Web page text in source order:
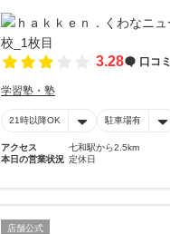
3.28 口コミ
学習塾・塾
21時以降OK 駐車場有
アクセス
七和駅から2.5km
本日の営業状況 定休日
店舗公式